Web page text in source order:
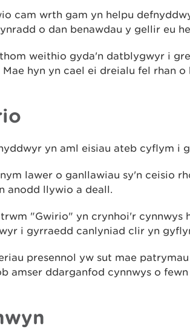
cam wrth gam yn helpu
o dan benawdau y gellir eu
weithio gyda'n datblygwyr i
Mae hyn yn cael ei dreialu fel rhan
yn aml eisiau ateb cyflym i
lawer o ganllawiau sy'n ceisio
anodd llywio a deall.
"Gwirio" yn crynhoi'r cynnwys
i gyrraedd canlyniad clir yn
presennol yw sut mae
amser ddarganfod cynnwys o fewn